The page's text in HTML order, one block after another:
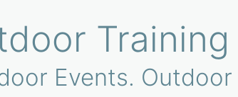
Events.